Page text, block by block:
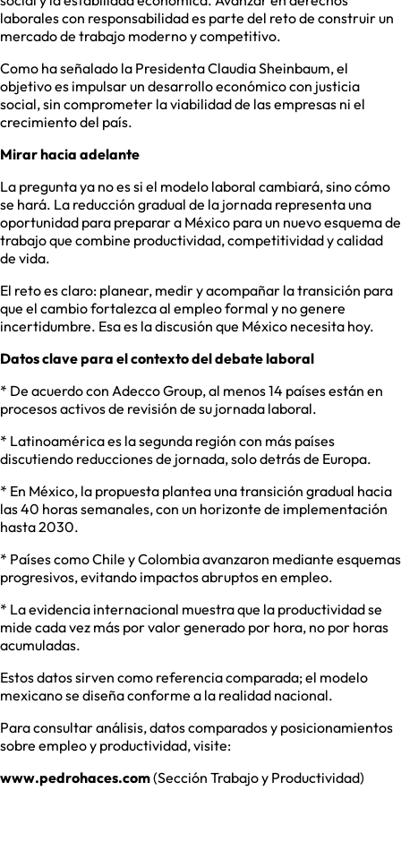
laborales con responsabilidad es parte del reto de construir un
mercado de trabajo moderno y competitivo.
Como ha señalado la Presidenta Claudia Sheinbaum, el
objetivo es impulsar un desarrollo económico con justicia
social, sin comprometer la viabilidad de las empresas ni el
crecimiento del país.
Mirar hacia adelante
La pregunta ya no es si el modelo laboral cambiará, sino cómo
se hará. La reducción gradual de la jornada representa una
oportunidad para preparar a México para un nuevo esquema de
trabajo que combine productividad, competitividad y calidad
de vida.
El reto es claro: planear, medir y acompañar la transición para
que el cambio fortalezca al empleo formal y no genere
incertidumbre. Esa es la discusión que México necesita hoy.
Datos clave para el contexto del debate laboral
* De acuerdo con Adecco Group, al menos 14 países están en
procesos activos de revisión de su jornada laboral.
* Latinoamérica es la segunda región con más países
discutiendo reducciones de jornada, solo detrás de Europa.
* En México, la propuesta plantea una transición gradual hacia
las 40 horas semanales, con un horizonte de implementación
hasta 2030.
* Países como Chile y Colombia avanzaron mediante esquemas
progresivos, evitando impactos abruptos en empleo.
* La evidencia internacional muestra que la productividad se
mide cada vez más por valor generado por hora, no por horas
acumuladas.
Estos datos sirven como referencia comparada; el modelo
mexicano se diseña conforme a la realidad nacional.
Para consultar análisis, datos comparados y posicionamientos
sobre empleo y productividad, visite:
www.pedrohaces.com(Sección Trabajo y Productividad)